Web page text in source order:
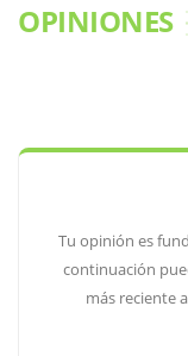
OPINIONES
Tu opinión es
continuación
más reciente